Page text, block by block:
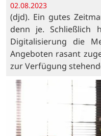
02.08.2023
(djd). Ein gutes
denn je. Schließlich
Digitalisierung die
Angeboten rasant
zur Verfügung